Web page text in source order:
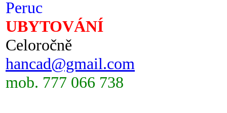
Peruc
UBYTOVÁNÍ
Celoročně
hancad@gmail.com
mob. 777 066 738